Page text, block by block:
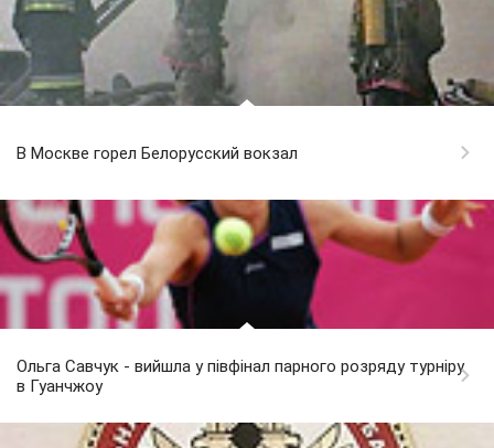
В Москве горел Белорусский вокзал
Ольга Савчук - вийшла у півфінал парного розряду турніру
в Гуанчжоу